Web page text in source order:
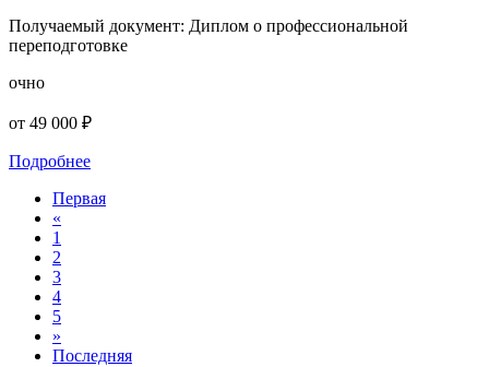
Получаемый документ: Диплом о профессиональной
переподготовке
очно
от 49 000 ₽
Подробнее
Первая
«
1
2
3
4
5
»
Последняя